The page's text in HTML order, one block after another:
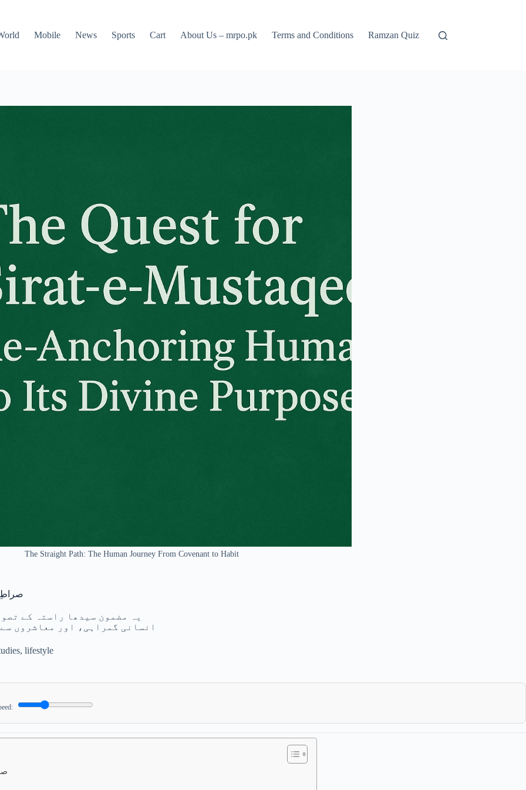
Mobile News Sports Cart About Us – mrpo.pk Terms and Conditions Ramzan Quiz
The Straight Path: The Human Journey From Covenant to Habit
صراطِ
یہ مضمون سیدھا راستہ کے
انسانی گمراہی، اور معاشروں
, lifestyle